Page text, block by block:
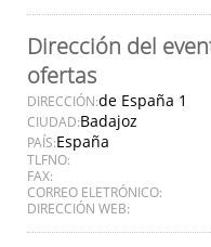
Dirección del
ofertas
DIRECCIÓN:de España 1
CIUDAD:Badajoz
PAÍS:España
TLFNO:
FAX:
CORREO ELETRÓNICO:
DIRECCIÓN WEB: